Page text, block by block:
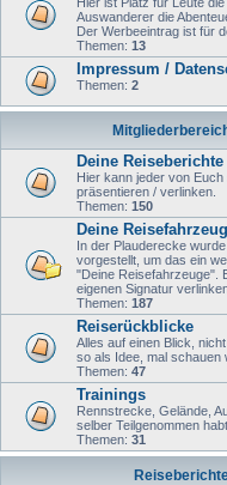
Auswanderer die
Der Werbeeintrag ist für
Themen: 13
Impressum /
Themen: 2
Deine Reiseberichte
Hier kann jeder von
präsentieren / verlinken.
Themen: 150
Deine
In der Plauderecke
vorgestellt, um das ein
"Deine Reisefahrzeuge".
eigenen Signatur
Themen: 187
Reiserückblicke
Alles auf einen Blick,
so als Idee, mal schauen
Themen: 47
Trainings
Rennstrecke, Gelände,
selber Teilgenommen
Themen: 31